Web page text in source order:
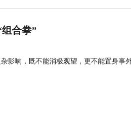
合拳”
影响，既不能消极观望，更不能置身事